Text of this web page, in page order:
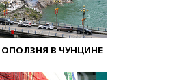
В ЧУНЦИНЕ